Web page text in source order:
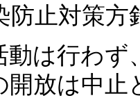
防止対策
動は行わ
開放は中